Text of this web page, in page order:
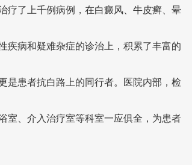
疗了上千例病例，在白癜风、牛皮癣、晕
疾病和疑难杂症的诊治上，积累了丰富的
是患者抗白路上的同行者。医院内部，检
室、介入治疗室等科室一应俱全，为患者